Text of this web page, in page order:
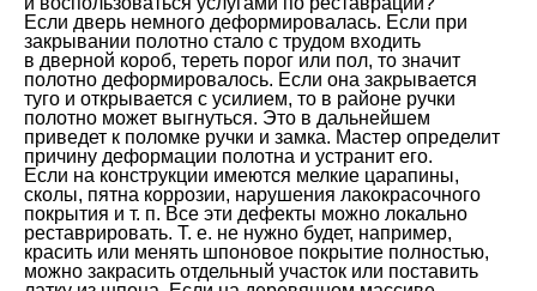
Если дверь немного деформировалась. Если при
закрывании полотно стало с трудом входить
в дверной короб, тереть порог или пол, то значит
полотно деформировалось. Если она закрывается
туго и открывается с усилием, то в районе ручки
полотно может выгнуться. Это в дальнейшем
приведет к поломке ручки и замка. Мастер определит
причину деформации полотна и устранит его.
Если на конструкции имеются мелкие царапины,
сколы, пятна коррозии, нарушения лакокрасочного
покрытия и т. п. Все эти дефекты можно локально
реставрировать. Т. е. не нужно будет, например,
красить или менять шпоновое покрытие полностью,
можно закрасить отдельный участок или поставить